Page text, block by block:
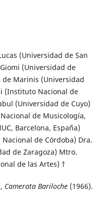
(Universidad de San
(Universidad de
de Marinis (Universidad
(Instituto Nacional de
(Universidad de Cuyo)
de Musicología,
Barcelona, España)
de Córdoba) Dra.
de Zaragoza) Mtro.
de las Artes) †
Camerata Bariloche(1966).